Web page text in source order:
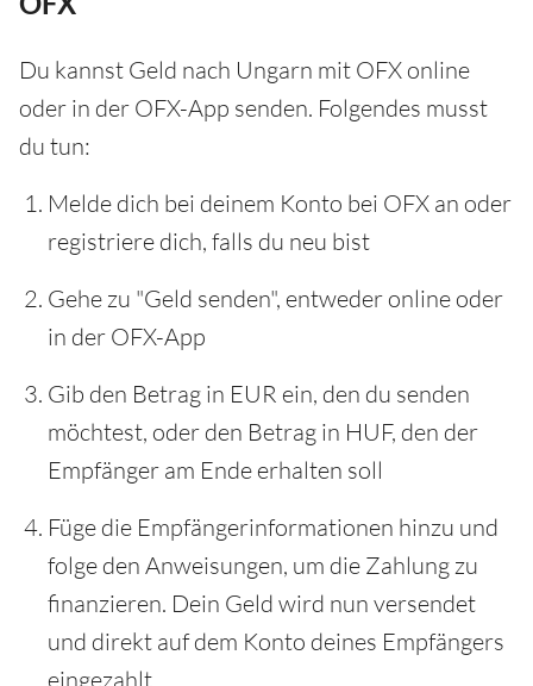
Du kannst Geld nach Ungarn mit OFX online
oder in der OFX-App senden. Folgendes musst
du tun:
Melde dich bei deinem Konto bei OFX an oder
registriere dich, falls du neu bist
Gehe zu "Geld senden", entweder online oder
in der OFX-App
Gib den Betrag in EUR ein, den du senden
möchtest, oder den Betrag in HUF, den der
Empfänger am Ende erhalten soll
Füge die Empfängerinformationen hinzu und
folge den Anweisungen, um die Zahlung zu
finanzieren. Dein Geld wird nun versendet
und direkt auf dem Konto deines Empfängers
eingezahlt